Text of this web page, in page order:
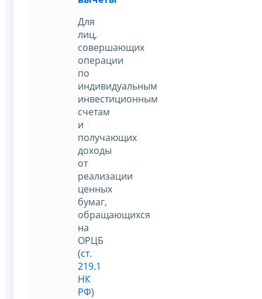
Для
лиц,
совершающих
операции
по
индивидуальным
инвестиционным
счетам
и
получающих
доходы
от
реализации
ценных
бумаг,
обращающихся
на
ОРЦБ
(ст.
219.1
НК
РФ)